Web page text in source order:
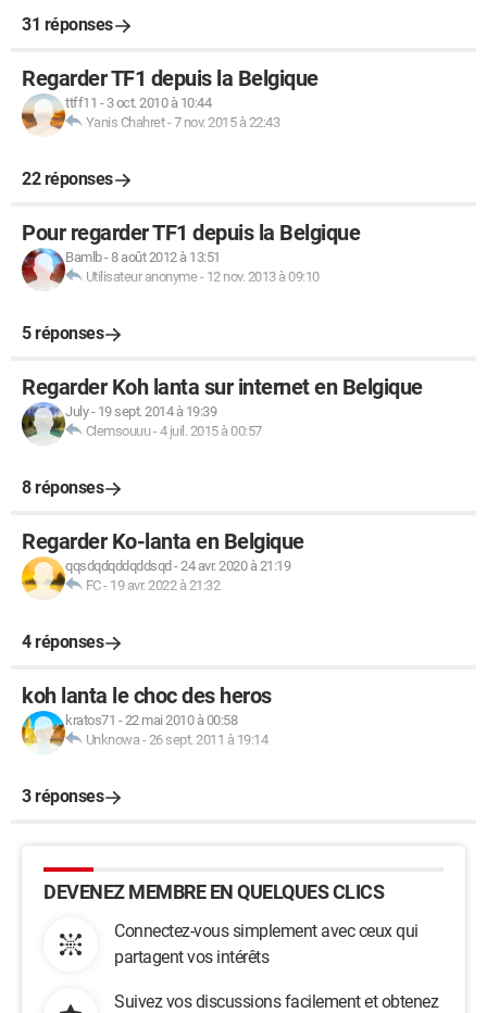
31 réponses
Regarder TF1 depuis la Belgique
ttff11 - 3 oct. 2010 à 10:44
Yanis Chahret-7 nov. 2015 à 22:43
22 réponses
Pour regarder TF1 depuis la Belgique
Bamlb-8 août 2012 à 13:51
Utilisateur anonyme- 12 nov. 2013 à 09:10
5 réponses
Regarder Koh lanta sur internet en Belgique
July- 19 sept. 2014 à 19:39
Clemsouuu-4 juil. 2015 à 00:57
8 réponses
Regarder Ko-lanta en Belgique
qqsdqdqddqddsqd -24 avr. 2020 à 21:19
FC- 19 avr. 2022 à 21:32
4 réponses
koh lanta le choc des heros
kratos71 -22 mai 2010 à 00:58
Unknowa -26 sept. 2011 à 19:14
3 réponses
DEVENEZ MEMBRE EN QUELQUES CLICS
Connectez-vous simplement avec ceux qui
partagent vos intérêts
Suivez vos discussions facilement et obtenez